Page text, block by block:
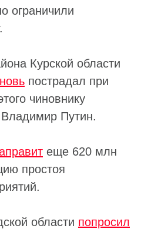
ограничили
Курской области
пострадал при
чиновнику
Владимир Путин.
еще 620 млн
простоя
области попросил